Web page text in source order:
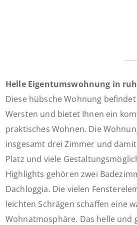
Helle Eigentumswohnung in
Diese hübsche Wohnung
Wersten und bietet Ihnen ein
praktisches Wohnen. Die
insgesamt drei Zimmer und
Platz und viele
Highlights gehören zwei
Dachloggia. Die vielen
leichten Schrägen schaffen eine
Wohnatmosphäre. Das helle und